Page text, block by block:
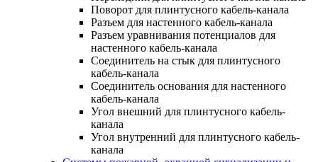
Поворот для плинтусного кабель-канала
Разъем для настенного кабель-канала
Разъем уравнивания потенциалов для
настенного кабель-канала
Соединитель на стык для плинтусного
кабель-канала
Соединитель основания для настенного
кабель-канала
Угол внешний для плинтусного кабель-
канала
Угол внутренний для плинтусного кабель-
канала